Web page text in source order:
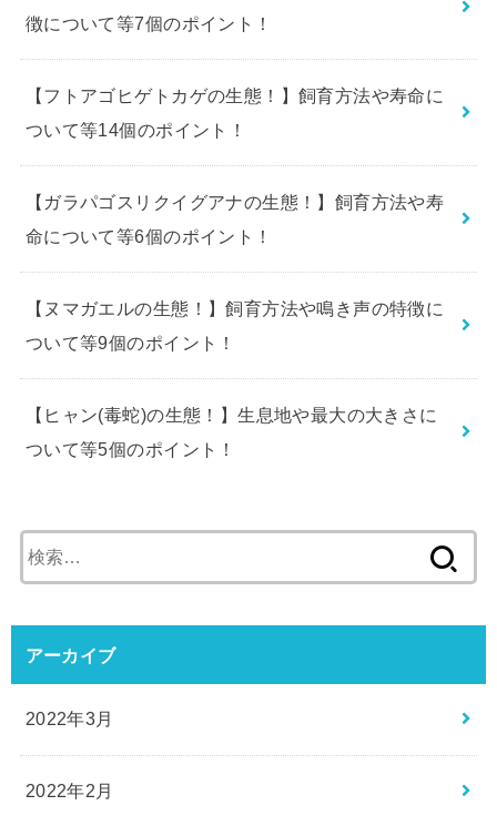
徴について等7個のポイント！
【フトアゴヒゲトカゲの生態！】飼育方法や寿命に
ついて等14個のポイント！
【ガラパゴスリクイグアナの生態！】飼育方法や寿
命について等6個のポイント！
【ヌマガエルの生態！】飼育方法や鳴き声の特徴に
ついて等9個のポイント！
【ヒャン(毒蛇)の生態！】生息地や最大の大きさに
ついて等5個のポイント！
索:
アーカイブ
2022年3月
2022年2月